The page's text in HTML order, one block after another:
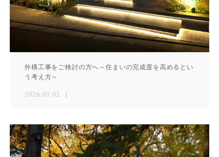
外構工事をご検討の方へ～住まいの完成度を高めるとい
う考え方～
2026.03.02